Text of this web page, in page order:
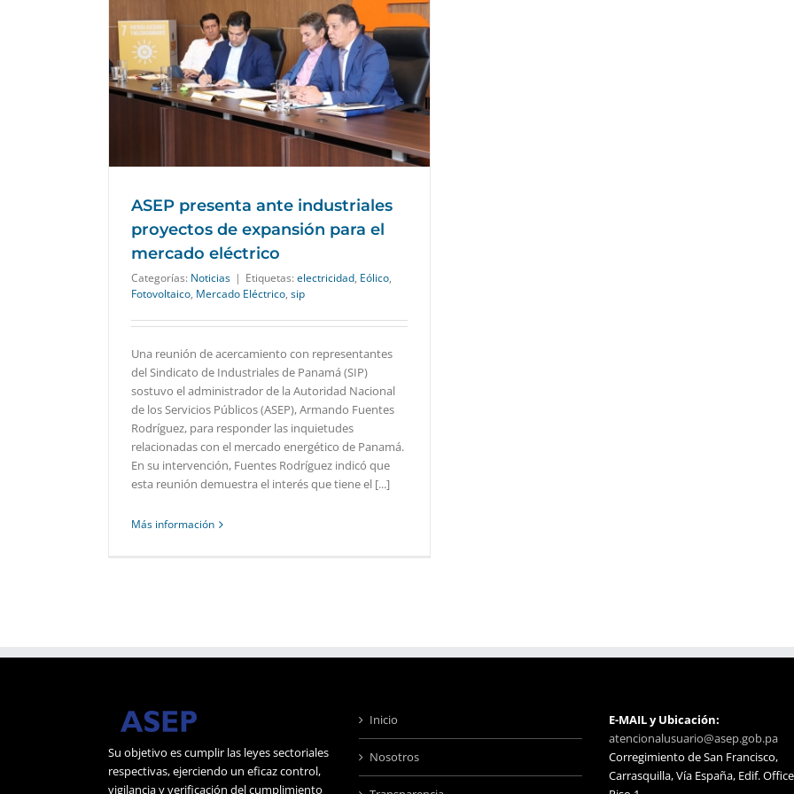
ASEP presenta ante industriales
proyectos de expansión para el
mercado eléctrico
Categorías: Noticias | Etiquetas: electricidad, Eólico,
Fotovoltaico, Mercado Eléctrico, sip
Una reunión de acercamiento con representantes
del Sindicato de Industriales de Panamá (SIP)
sostuvo el administrador de la Autoridad Nacional
de los Servicios Públicos (ASEP), Armando Fuentes
Rodríguez, para responder las inquietudes
relacionadas con el mercado energético de Panamá.
En su intervención, Fuentes Rodríguez indicó que
esta reunión demuestra el interés que tiene el [...]
Más información
Su objetivo es cumplir las leyes sectoriales
respectivas, ejerciendo un eficaz control,
vigilancia y verificación del cumplimiento
Inicio
Nosotros
E-MAIL y Ubicación:
atencionalusuario@asep.gob.pa
Corregimiento de San Francisco,
Carrasquilla, Vía España, Edif.